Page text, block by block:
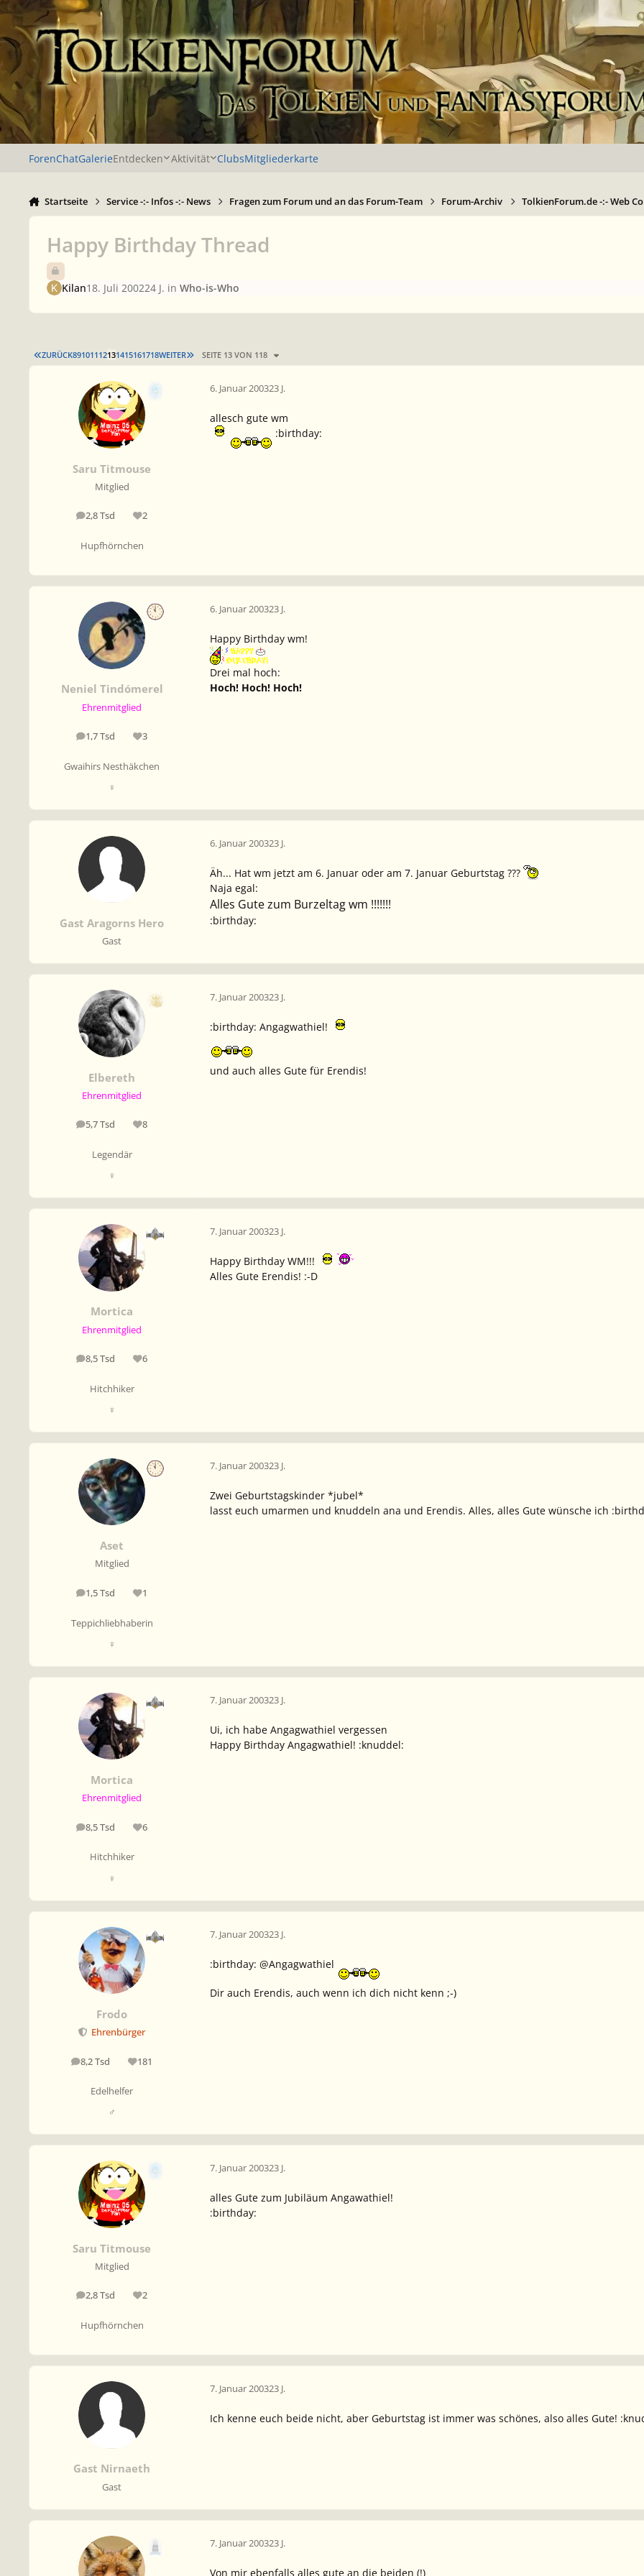
Zu Inhalt springen
ForenChatGalerieEntdecken Aktivität ClubsMitgliederkarte
Startseite Service -:- Infos -:- News Fragen zum Forum und an das Forum-Team Forum-Archiv TolkienForum.de -:- Web
Happy Birthday Thread
Kilan18. Juli 200224 J. in Who-is-Who
ERSTE SEITE
ZURÜCK89101112131415161718WEITER LETZTE SEITE
SEITE 13 VON 118
Saru Titmouse
Mitglied
2,8 Tsd
Beiträge 2
Reputation
Hupfhörnchen
6. Januar 200323 J.
allesch gute wm
:birthday:
Neniel Tindómerel
Ehrenmitglied
1,7 Tsd
Beiträge 3
Reputation
Gwaihirs Nesthäkchen
♀
6. Januar 200323 J.
Happy Birthday wm!
Drei mal hoch:
Hoch! Hoch! Hoch!
Gast Aragorns Hero
Gast
6. Januar 200323 J.
Äh... Hat wm jetzt am 6. Januar oder am 7. Januar Geburtstag ???
Naja egal:
Alles Gute zum Burzeltag wm !!!!!!!
:birthday:
Elbereth
Ehrenmitglied
5,7 Tsd
Beiträge 8
Reputation
Legendär
♀
7. Januar 200323 J.
:birthday: Angagwathiel!
und auch alles Gute für Erendis!
Mortica
Ehrenmitglied
8,5 Tsd
Beiträge 6
Reputation
Hitchhiker
♀
7. Januar 200323 J.
Happy Birthday WM!!!
Alles Gute Erendis! :-D
Aset
Mitglied
1,5 Tsd
Beiträge 1
Reputation
Teppichliebhaberin
♀
7. Januar 200323 J.
Zwei Geburtstagskinder *jubel*
lasst euch umarmen und knuddeln ana und Erendis. Alles, alles Gute wünsche ich
Mortica
Ehrenmitglied
8,5 Tsd
Beiträge 6
Reputation
Hitchhiker
♀
7. Januar 200323 J.
Ui, ich habe Angagwathiel vergessen
Happy Birthday Angagwathiel! :knuddel:
Frodo
Ehrenbürger
8,2 Tsd
Beiträge 181
Reputation
Edelhelfer
♂
7. Januar 200323 J.
:birthday: @Angagwathiel
Dir auch Erendis, auch wenn ich dich nicht kenn ;-)
Saru Titmouse
Mitglied
2,8 Tsd
Beiträge 2
Reputation
Hupfhörnchen
7. Januar 200323 J.
alles Gute zum Jubiläum Angawathiel!
:birthday:
Gast Nirnaeth
Gast
7. Januar 200323 J.
Ich kenne euch beide nicht, aber Geburtstag ist immer was schönes, also alles Gute!
7. Januar 200323 J.
Von mir ebenfalls alles gute an die beiden (!)